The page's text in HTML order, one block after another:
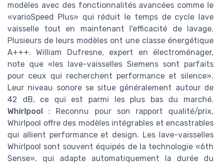
modèles avec des fonctionnalités avancées comme le
«varioSpeed Plus» qui réduit le temps de cycle lave
vaisselle tout en maintenant l'efficacité de lavage.
Plusieurs de leurs modèles ont une classe énergétique
A+++. William Dufresne, expert en électroménager,
note que «les lave-vaisselles Siemens sont parfaits
pour ceux qui recherchent performance et silence».
Leur niveau sonore se situe généralement autour de
42 dB, ce qui est parmi les plus bas du marché.
Whirlpool
: Reconnu pour son rapport qualité/prix,
Whirlpool offre des modèles intégrables et encastrables
qui allient performance et design. Les lave-vaisselles
Whirlpool sont souvent équipés de la technologie «6th
Sense», qui adapte automatiquement la durée du